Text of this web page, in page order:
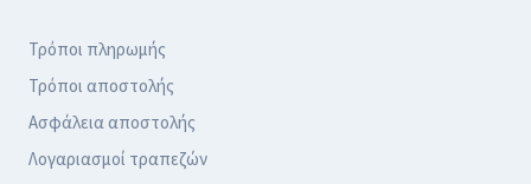
Τρόποι πληρωμής
Τρόποι αποστολής
Ασφάλεια αποστολής
Λογαριασμοί τραπεζών